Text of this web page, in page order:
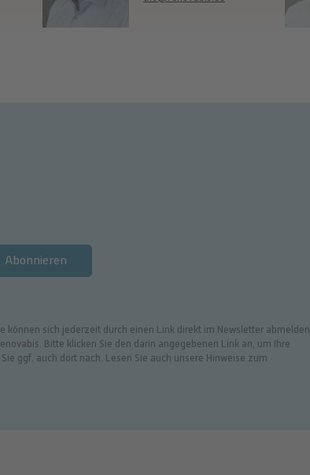
Abonnieren
können sich jederzeit durch einen Link direkt im Newsletter abmelden
Bitte klicken Sie den darin angegebenen Link an, um Ihre
ggf. auch dort nach. Lesen Sie auch unsere Hinweise zum